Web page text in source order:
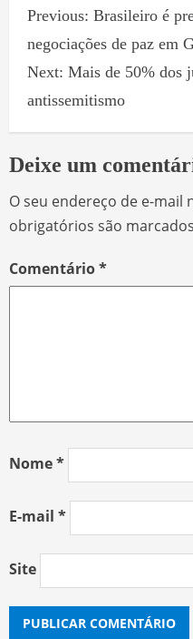
Previous: Brasileiro é
negociações de paz em
Next: Mais de 50% dos
antissemitismo
Deixe um
O seu endereço de e-mail
obrigatórios são
Comentário*
Nome*
E-mail *
Site